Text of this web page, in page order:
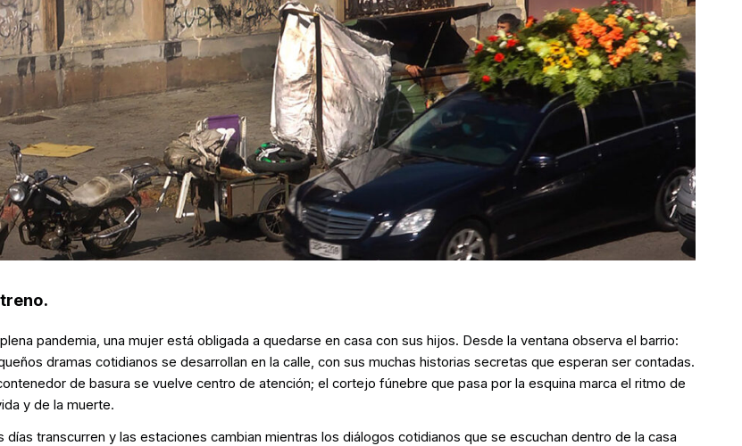
pandemia, una mujer está obligada a quedarse en casa con sus hijos. Desde la ventana observa el barrio:
dramas cotidianos se desarrollan en la calle, con sus muchas historias secretas que esperan ser contadas.
de basura se vuelve centro de atención; el cortejo fúnebre que pasa por la esquina marca el ritmo de
y de la muerte.
días transcurren y las estaciones cambian mientras los diálogos cotidianos que se escuchan dentro de la casa